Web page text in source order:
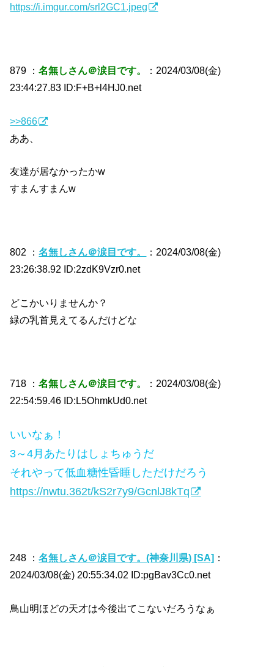
https://i.imgur.com/srl2GC1.jpeg
879 ：名無しさん＠涙目です。
：2024/03/08(金)
23:44:27.83 ID:F+B+l4HJ0.net
>>866
ああ、
友達が居なかったかw
すまんすまんw
802 ：名無しさん＠涙目です。
：2024/03/08(金)
23:26:38.92 ID:2zdK9Vzr0.net
どこかいりませんか？
緑の乳首見えてるんだけどな
718 ：名無しさん＠涙目です。
：2024/03/08(金)
22:54:59.46 ID:L5OhmkUd0.net
いいなぁ！
3～4月あたりはしょちゅうだ
それやって低血糖性昏睡しただけだろう
https://nwtu.362t/kS2r7y9/GcnlJ8kTq
248 ：名無しさん＠涙目です。(神奈川県) [SA] ：
2024/03/08(金) 20:55:34.02 ID:pgBav3Cc0.net
鳥山明ほどの天才は今後出てこないだろうなぁ